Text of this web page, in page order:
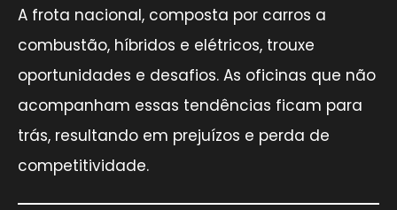
A frota nacional, composta por carros a
combustão, híbridos e elétricos, trouxe
oportunidades e desafios. As oficinas que não
acompanham essas tendências ficam para
trás, resultando em prejuízos e perda de
competitividade.